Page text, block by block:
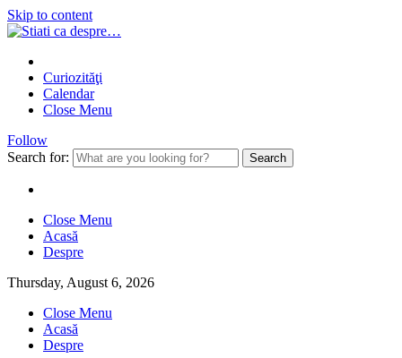
Skip to content
Curiozităţi
Calendar
Close Menu
Follow
Search for:
Close Menu
Acasă
Despre
Thursday, August 6, 2026
Close Menu
Acasă
Despre